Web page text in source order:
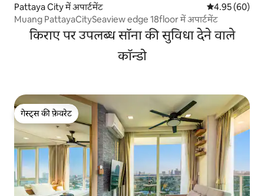
Pattaya City में अपार्टमेंट औसत रेटिंग 5 में
4.95 (60)
Muang PattayaCitySeaview edge 18floor में अपार्टमेंट
किराए पर उपलब्ध सॉना की सुविधा देने वाले
कॉन्डो
गेस्ट्स की फ़ेवरेट
गेस्ट्स की फ़ेवरेट